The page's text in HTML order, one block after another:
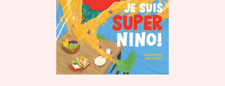
Contes d'ici et d'ailleurs
Fable, mythe, littérature et poésie
Princesses et princes, rois, reines et dragons